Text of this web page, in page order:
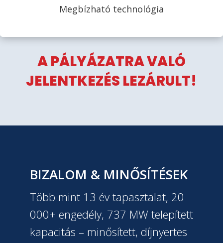
Megbízható technológia
A PÁLYÁZATRA VALÓ
JELENTKEZÉS LEZÁRULT!
BIZALOM & MINŐSÍTÉSEK
Több mint 13 év tapasztalat, 20
000+ engedély, 737 MW telepített
kapacitás – minősített, díjnyertes